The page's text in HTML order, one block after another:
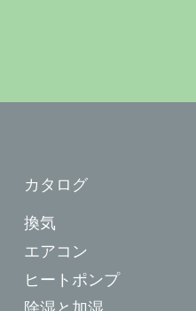
カタログ
換気
エアコン
ヒートポンプ